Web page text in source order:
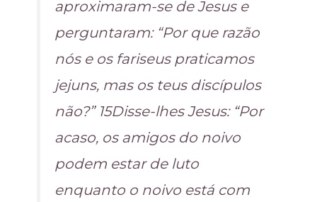
aproximaram-se de Jesus e
perguntaram: “Por que razão
nós e os fariseus praticamos
jejuns, mas os teus discípulos
não?” 15Disse-lhes Jesus: “Por
acaso, os amigos do noivo
podem estar de luto
enquanto o noivo está com